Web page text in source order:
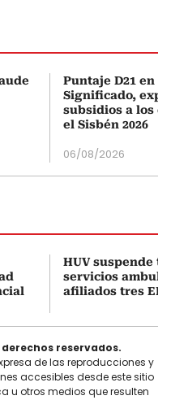
Puntaje D21 en
Significado,
subsidios a los
el Sisbén 2026
06/08/2026
HUV suspende
servicios
afiliados tres EPS
derechos reservados.
de las reproducciones y
accesibles desde este sitio
u otros medios que resulten